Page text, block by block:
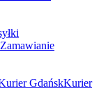
Zamawianie
GdańskKurier